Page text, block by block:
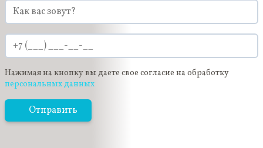
Нажимая на кнопку вы даете свое согласие на обработку
персональных данных
Отправить